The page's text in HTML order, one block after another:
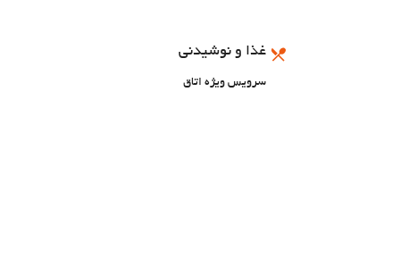
غذا و نوشیدنی
سرویس ویژه اتاق